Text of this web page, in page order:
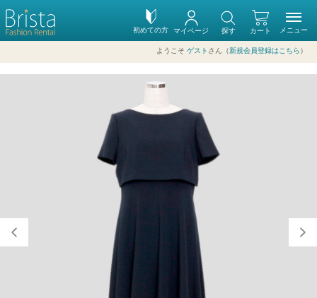
初めての方 カート
マイページ 探す
ようこそ ゲスト さん（新規会員登録はこちら ）
メニュー